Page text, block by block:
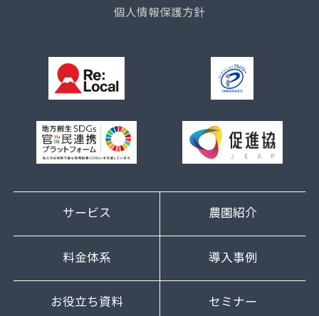
個人情報保護方針
サービス 農園紹介
料金体系 導入事例
お役立ち資料 セミナー